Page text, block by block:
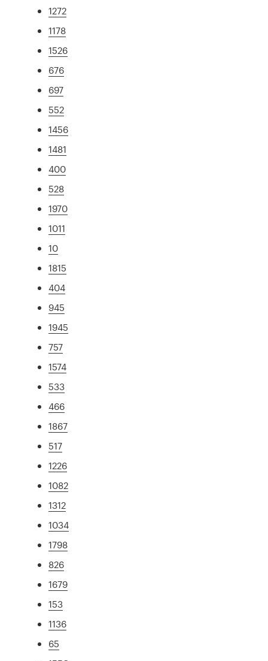
1272
1178
1526
676
697
552
1456
1481
400
528
1970
1011
10
1815
404
945
1945
757
1574
533
466
1867
517
1226
1082
1312
1034
1798
826
1679
153
1136
65